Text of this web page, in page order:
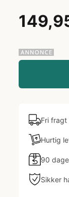
Fri fragt
Hurtig
90
Sikker